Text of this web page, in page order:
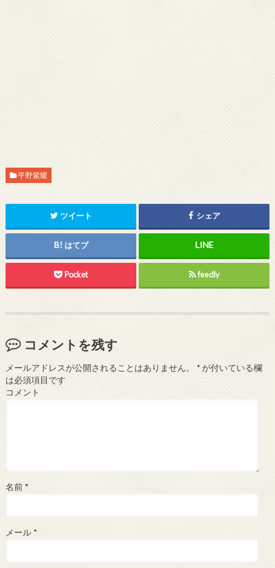
平野紫耀
ツイート シェア
はてブ
Pocket feedly
コメントを残す
メールアドレスが公開されることはありません。 *が付いている欄
は必須項目です
コメント
名前 *
メール *